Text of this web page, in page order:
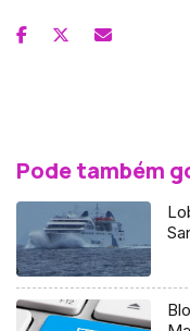
Pode também